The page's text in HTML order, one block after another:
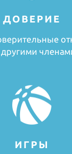
ДОВЕРИЕ
ИГРЫ